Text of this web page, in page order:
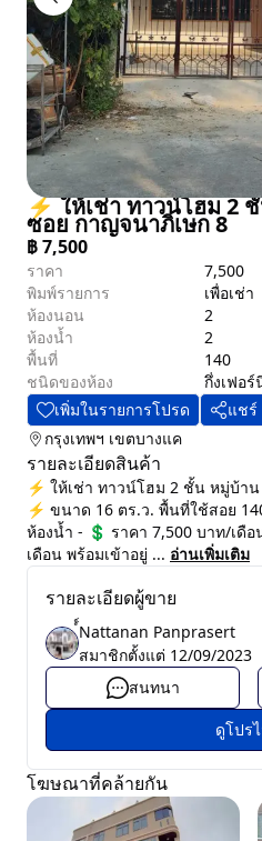
⚡ ให้เช่า ทาวน์โฮม 2
ซอย กาญจนาภิเษก 8
฿7,500
ราคา
7,500
พิมพ์รายการ
เพื่อเช่า
ห้องนอน
2
ห้องน้ำ
2
พื้นที่
140
ชนิดของห้อง
กึ่งเฟอร์
เพิ่มในรายการโปรด
แชร์
กรุงเทพฯ เขตบางแค
รายละเอียดสินค้า
⚡ ให้เช่า ทาวน์โฮม 2 ชั้น หมู่บ้า
⚡ ขนาด 16 ตร.ว. พื้นที่ใช้สอย
ห้องน้ำ - 💲 ราคา 7,500 บาท/เดื
เดือน พร้อมเข้าอยู่ ... อ่านเพิ่มเติม
รายละเอียดผู้ขาย
์์Nattanan Panprasert
สมาชิกตั้งแต่ 12/09/2023
สนทนา
ดูโปร
โฆษณาที่คล้ายกัน